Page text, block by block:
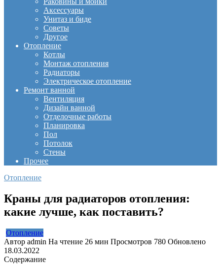
Аксессуары
Унитаз и биде
Советы
Другое
Отопление
Котлы
Монтаж отопления
Радиаторы
Электрическое отопление
Ремонт ванной
Вентиляция
Дизайн ванной
Отделочные работы
Планировка
Пол
Потолок
Стены
Прочее
Отопление
Краны для радиаторов отопления:
какие лучше, как поставить?
Отопление
Автор admin На чтение 26 мин Просмотров 780 Обновлено
18.03.2022
Содержание